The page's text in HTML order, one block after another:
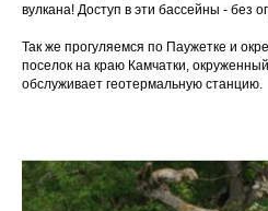
вулкана! Доступ в эти бассейны - без
Так же прогуляемся по Паужетке и
поселок на краю Камчатки,
обслуживает геотермальную станцию.